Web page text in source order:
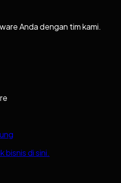
Anda dengan tim kami.
bisnis di sini.